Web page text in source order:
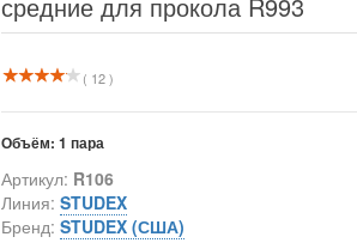
средние для прокола R993
( 12 )
Объём: 1 пара
Артикул: R106
Линия: STUDEX
Бренд: STUDEX (США)